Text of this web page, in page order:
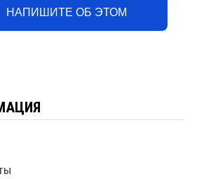
НАПИШИТЕ ОБ ЭТОМ